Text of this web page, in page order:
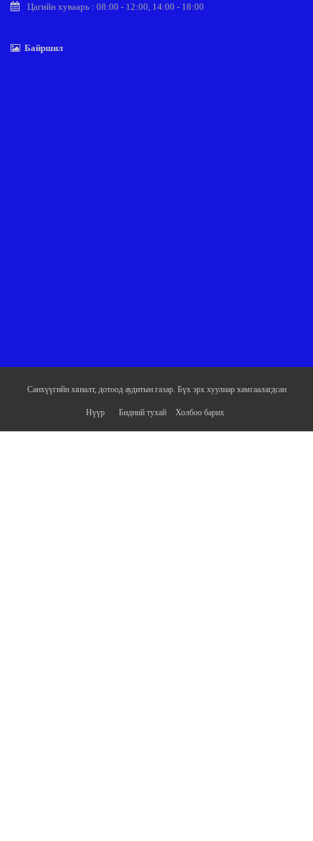
Цагийн хуваарь : 08:00 - 12:00, 14:00 - 18:00
Байршил
Санхүүгийн хяналт, дотоод аудитын газар. Бүх эрх хуулиар хамгаалагдсан
Нүүр Бидний тухай Холбоо барих